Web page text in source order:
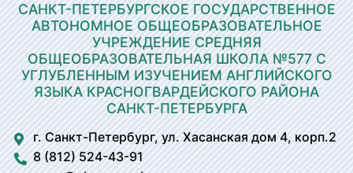
САНКТ-ПЕТЕРБУРГСКОЕ ГОСУДАРСТВЕННОЕ
АВТОНОМНОЕ ОБЩЕОБРАЗОВАТЕЛЬНОЕ
УЧРЕЖДЕНИЕ СРЕДНЯЯ
ОБЩЕОБРАЗОВАТЕЛЬНАЯ ШКОЛА №577 С
УГЛУБЛЕННЫМ ИЗУЧЕНИЕМ АНГЛИЙСКОГО
ЯЗЫКА КРАСНОГВАРДЕЙСКОГО РАЙОНА
САНКТ-ПЕТЕРБУРГА
г. Санкт-Петербург, ул. Хасанская дом 4, корп.2
8 (812) 524-43-91